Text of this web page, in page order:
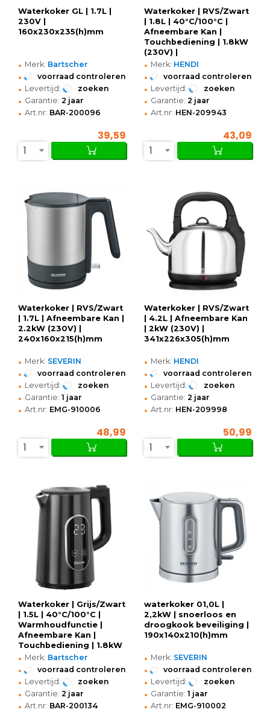
Waterkoker GL | 1.7L |
230V |
160x230x235(h)mm
• Merk: Bartscher
• voorraad controleren
• Levertijd: zoeken
• Garantie: 2 jaar
• Art.nr: BAR-200096
39,59
1
Waterkoker | RVS/Zwart
| 1.8L | 40°C/100°C |
Afneembare Kan |
Touchbediening | 1.8kW
(230V) |
230x165x255(h)mm
• Merk: HENDI
• voorraad controleren
• Levertijd: zoeken
• Garantie: 2 jaar
• Art.nr: HEN-209943
43,09
1
Waterkoker | RVS/Zwart
| 1.7L | Afneembare Kan |
2.2kW (230V) |
240x160x215(h)mm
• Merk: SEVERIN
• voorraad controleren
• Levertijd: zoeken
• Garantie: 1 jaar
• Art.nr: EMG-910006
48,99
1
Waterkoker | RVS/Zwart
| 4.2L | Afneembare Kan
| 2kW (230V) |
341x226x305(h)mm
• Merk: HENDI
• voorraad controleren
• Levertijd: zoeken
• Garantie: 2 jaar
• Art.nr: HEN-209998
50,99
1
Waterkoker | Grijs/Zwart
| 1.5L | 40°C/100°C |
Warmhoudfunctie |
Afneembare Kan |
Touchbediening | 1.8kW
(230V) |
220x160x260(h)mm
• Merk: Bartscher
• voorraad controleren
• Levertijd: zoeken
• Garantie: 2 jaar
• Art.nr: BAR-200134
waterkoker 01,0L |
2,2kW | snoerloos en
droogkook beveiliging |
190x140x210(h)mm
• Merk: SEVERIN
• voorraad controleren
• Levertijd: zoeken
• Garantie: 1 jaar
• Art.nr: EMG-910002